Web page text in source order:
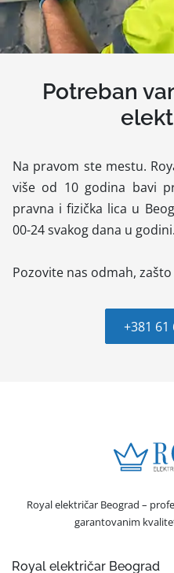
Potreban
Na pravom ste mestu.
više od 10 godina bavi
pravna i fizička lica u
00-24 svakog dana u godini.
Pozovite nas odmah,
+381 61
Royal električar Beograd –
garantovanim
Royal električar Beograd